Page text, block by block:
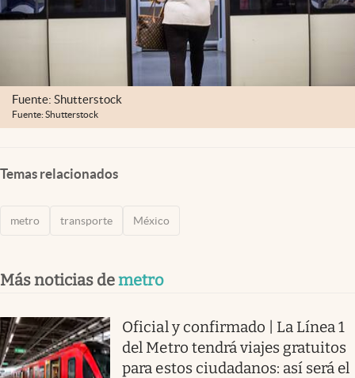
Fuente: Shutterstock
Fuente: Shutterstock
Temas relacionados
metro transporte México
Más noticias demetro
Oficial y confirmado | La Línea 1
del Metro tendrá viajes gratuitos
para estos ciudadanos: así será el